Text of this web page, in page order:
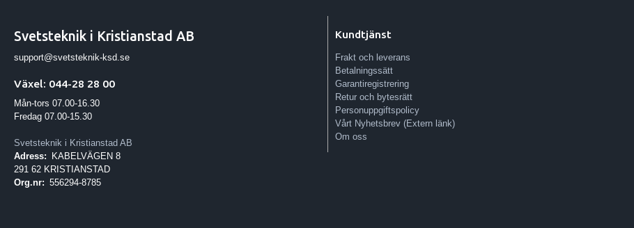
Svetsteknik i Kristianstad AB
support@svetsteknik-ksd.se
Växel: 044-28 28 00
Mån-tors 07.00-16.30
Fredag 07.00-15.30
Svetsteknik i Kristianstad AB
Adress:
KABELVÄGEN 8
291 62 KRISTIANSTAD
Org.nr: 556294-8785
Kundtjänst
Frakt och leverans
Betalningssätt
Garantiregistrering
Retur och bytesrätt
Personuppgiftspolicy
Vårt Nyhetsbrev (Extern länk)
Om oss